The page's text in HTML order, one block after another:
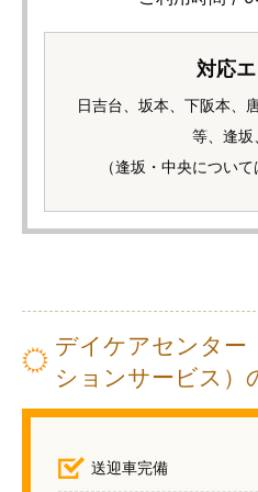
対応
日吉台、坂本、下阪本、
等、逢坂
（逢坂・中央につい
デイケアセンター
ションサービス）
送迎車完備